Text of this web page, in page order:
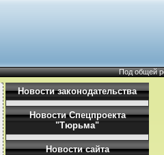
Под общей
Новости законодательства
Новости Спецпроекта
"Тюрьма"
Новости сайта